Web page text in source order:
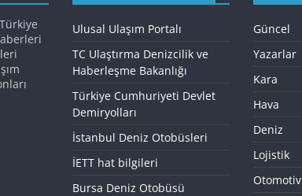
Ulusal Ulaşım Portalı
TC Ulaştırma Denizcilik ve
Haberleşme Bakanlığı
Türkiye Cumhuriyeti Devlet
Demiryolları
İstanbul Deniz Otobüsleri
İETT hat bilgileri
Bursa Deniz Otobüsü
Güncel
Yazarlar
Kara
Hava
Deniz
Lojistik
Otomotiv